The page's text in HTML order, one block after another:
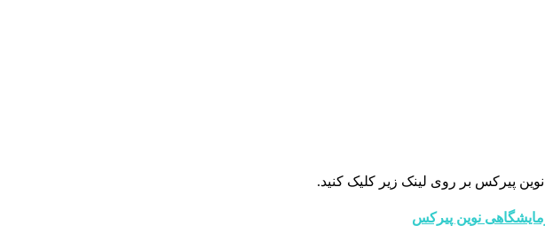
پیرکس بر روی لینک زیر کلیک کنید.
نوین پیرکس